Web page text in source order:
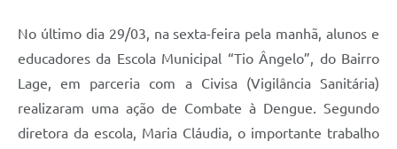
No último dia 29/03, na sexta-feira pela manhã, alunos e
educadores da Escola Municipal “Tio Ângelo”, do Bairro
Lage, em parceria com a Civisa (Vigilância Sanitária)
realizaram uma ação de Combate à Dengue. Segundo
diretora da escola, Maria Cláudia, o importante trabalho